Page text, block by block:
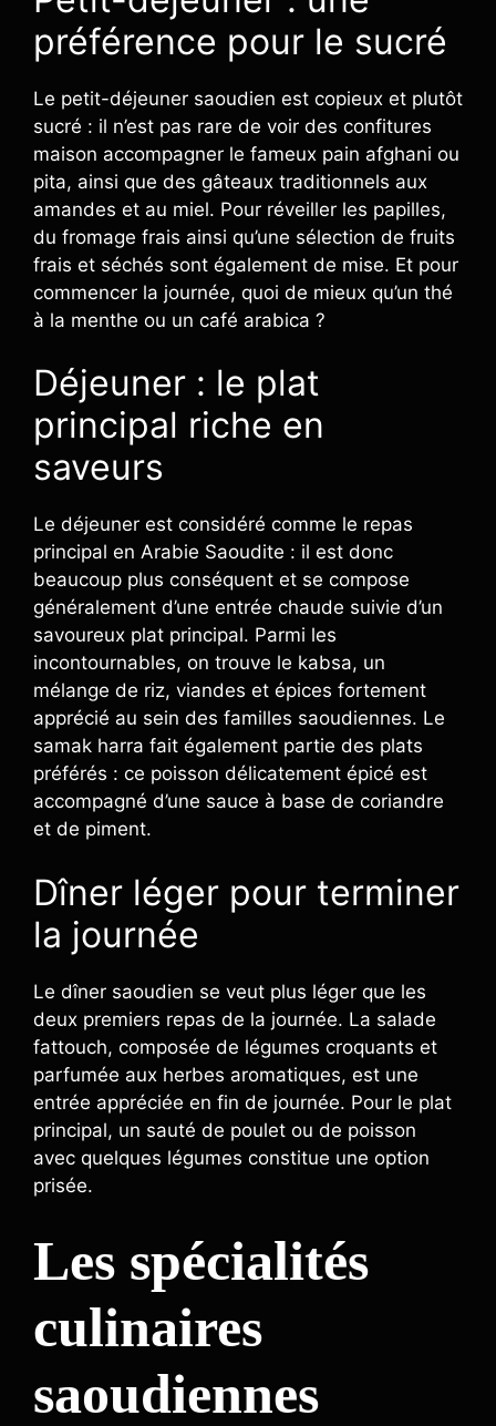
préférence pour le sucré
Le petit-déjeuner saoudien est copieux et plutôt
sucré : il n’est pas rare de voir des confitures
maison accompagner le fameux pain afghani ou
pita, ainsi que des gâteaux traditionnels aux
amandes et au miel. Pour réveiller les papilles,
du fromage frais ainsi qu’une sélection de fruits
frais et séchés sont également de mise. Et pour
commencer la journée, quoi de mieux qu’un thé
à la menthe ou un café arabica ?
Déjeuner : le plat
principal riche en
saveurs
Le déjeuner est considéré comme le repas
principal en Arabie Saoudite : il est donc
beaucoup plus conséquent et se compose
généralement d’une entrée chaude suivie d’un
savoureux plat principal. Parmi les
incontournables, on trouve le kabsa, un
mélange de riz, viandes et épices fortement
apprécié au sein des familles saoudiennes. Le
samak harra fait également partie des plats
préférés : ce poisson délicatement épicé est
accompagné d’une sauce à base de coriandre
et de piment.
Dîner léger pour terminer
la journée
Le dîner saoudien se veut plus léger que les
deux premiers repas de la journée. La salade
fattouch, composée de légumes croquants et
parfumée aux herbes aromatiques, est une
entrée appréciée en fin de journée. Pour le plat
principal, un sauté de poulet ou de poisson
avec quelques légumes constitue une option
prisée.
Les spécialités
culinaires
saoudiennes